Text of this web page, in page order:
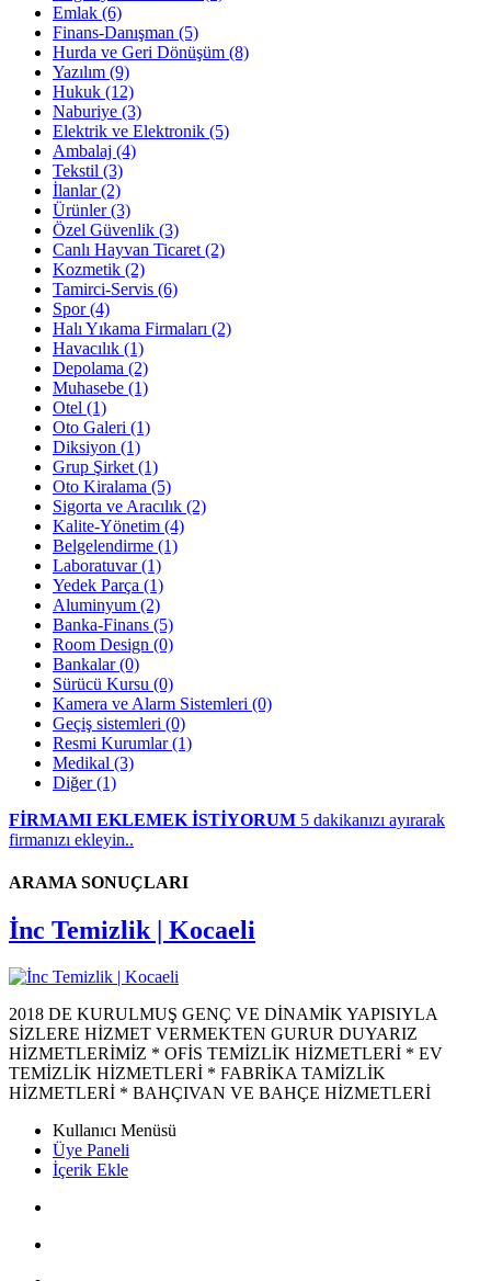
Emlak (6)
Finans-Danışman (5)
Hurda ve Geri Dönüşüm (8)
Yazılım (9)
Hukuk (12)
Naburiye (3)
Elektrik ve Elektronik (5)
Ambalaj (4)
Tekstil (3)
İlanlar(2)
Ürünler(3)
Özel Güvenlik (3)
Canlı Hayvan Ticaret (2)
Kozmetik (2)
Tamirci-Servis (6)
Spor(4)
Halı Yıkama Firmaları (2)
Havacılık (1)
Depolama (2)
Muhasebe (1)
Otel (1)
Oto Galeri (1)
Diksiyon (1)
Grup Şirket (1)
Oto Kiralama (5)
Sigorta ve Aracılık (2)
Kalite-Yönetim (4)
Belgelendirme (1)
Laboratuvar(1)
Yedek Parça (1)
Aluminyum (2)
Banka-Finans (5)
Room Design (0)
Bankalar(0)
Sürücü Kursu (0)
Kamera ve Alarm Sistemleri (0)
Geçiş sistemleri (0)
Resmi Kurumlar(1)
Medikal (3)
Diğer(1)
FİRMAMI EKLEMEK İSTİYORUM 5 dakikanızı ayırarak
firmanızı ekleyin..
ARAMA SONUÇLARI
İnc Temizlik | Kocaeli
2018 DE KURULMUŞ GENÇ VE DİNAMİK YAPISIYLA
SİZLERE HİZMET VERMEKTEN GURUR DUYARIZ
HİZMETLERİMİZ * OFİS TEMİZLİK HİZMETLERİ * EV
TEMİZLİK HİZMETLERİ * FABRİKA TAMİZLİK
HİZMETLERİ * BAHÇIVAN VE BAHÇE HİZMETLERİ
Kullanıcı Menüsü
Üye Paneli
İçerik Ekle